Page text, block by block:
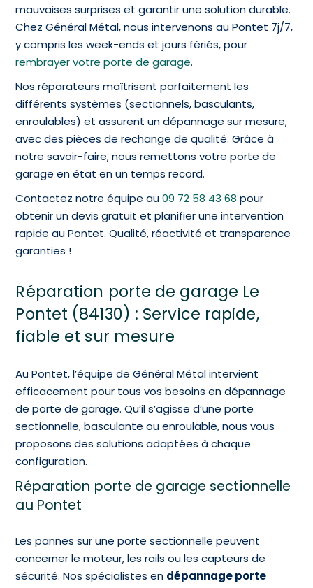
mauvaises surprises et garantir une solution durable.
Chez Général Métal, nous intervenons au Pontet 7j/7,
y compris les week-ends et jours fériés, pour
rembrayer votre porte de garage.
Nos réparateurs maîtrisent parfaitement les
différents systèmes (sectionnels, basculants,
enroulables) et assurent un dépannage sur mesure,
avec des pièces de rechange de qualité. Grâce à
notre savoir-faire, nous remettons votre porte de
garage en état en un temps record.
Contactez notre équipe au09 72 58 43 68 pour
obtenir un devis gratuit et planifier une intervention
rapide au Pontet. Qualité, réactivité et transparence
garanties !
Réparation porte de garage Le
Pontet (84130) : Service rapide,
fiable et sur mesure
Au Pontet, l’équipe de Général Métal intervient
efficacement pour tous vos besoins en dépannage
de porte de garage. Qu’il s’agisse d’une porte
sectionnelle, basculante ou enroulable, nous vous
proposons des solutions adaptées à chaque
configuration.
Réparation porte de garage sectionnelle
au Pontet
Les pannes sur une porte sectionnelle peuvent
concerner le moteur, les rails ou les capteurs de
sécurité. Nos spécialistes en dépannage porte